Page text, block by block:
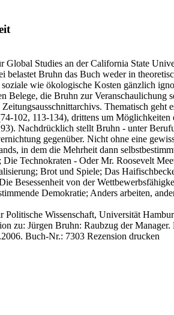
Studies an der California State
Bruhn das Buch weder in
wie ökologische Kosten gänzlich
die Bruhn zur Veranschaulichung
Thematisch
102, 113-134), drittens um
Nachdrücklich stellt Bruhn - unter
gegenüber. Nicht ohne eine
in dem die Mehrheit dann
Technokraten - Oder Mr. Roosevelt
Brot und Spiele; Das
Besessenheit von der
Demokratie; Anders arbeiten,
Wissenschaft, Universität
zu: Jürgen Bruhn: Raubzug der
Buch-Nr.: 7303 Rezension drucken